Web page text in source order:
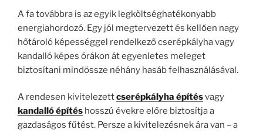
A fa továbbra is az egyik legköltséghatékonyabb
energiahordozó. Egy jól megtervezett és kellően nagy
hőtároló képességgel rendelkező cserépkályha vagy
kandalló képes órákon át egyenletes meleget
biztosítani mindössze néhány hasáb felhasználásával.
A rendesen kivitelezettcserépkályha építésvagy
kandalló építés hosszú évekre előre biztosítja a
gazdaságos fűtést. Persze a kivitelezésnek ára van – a